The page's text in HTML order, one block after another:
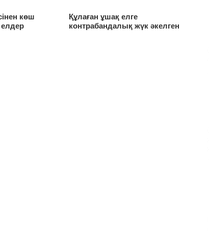
көш
елдер
Құлаған ұшақ елге
контрабандалық жүк әкелген